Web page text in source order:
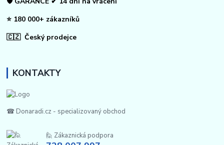
⭐ 180 000+ zákazníků
🇨🇿 Český prodejce
KONTAKTY
☎ Donaradi.cz - specializovaný obchod
🙋 Zákaznická podpora